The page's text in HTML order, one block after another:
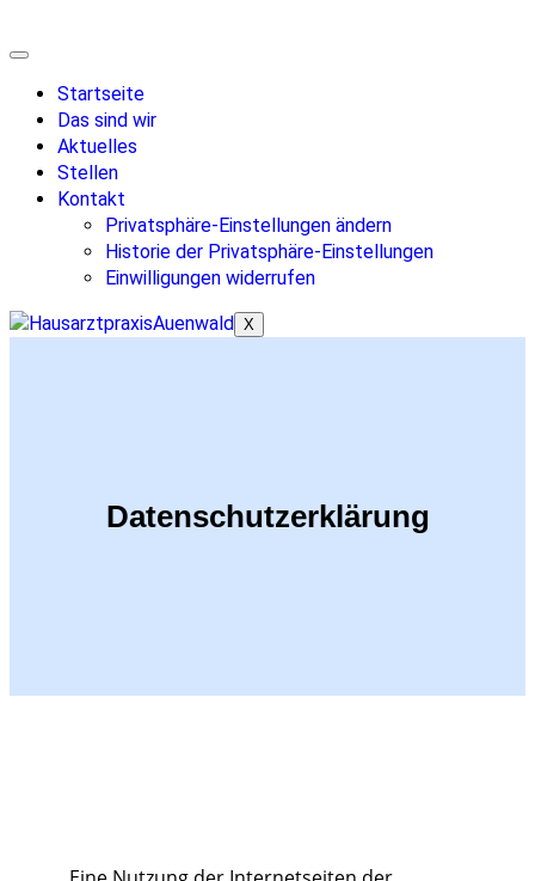
Startseite
Das sind wir
Aktuelles
Stellen
Kontakt
Privatsphäre-Einstellungen ändern
Historie der Privatsphäre-Einstellungen
Einwilligungen widerrufen
X
Datenschutzerklärung